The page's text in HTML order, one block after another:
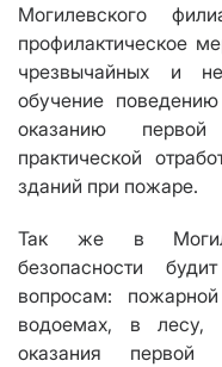
Могилевского
профилактическое
чрезвычайных и
обучение
оказанию
практической
зданий при пожаре.
Так же в
безопасности
вопросам: пожарной
водоемах, в лесу,
оказания первой